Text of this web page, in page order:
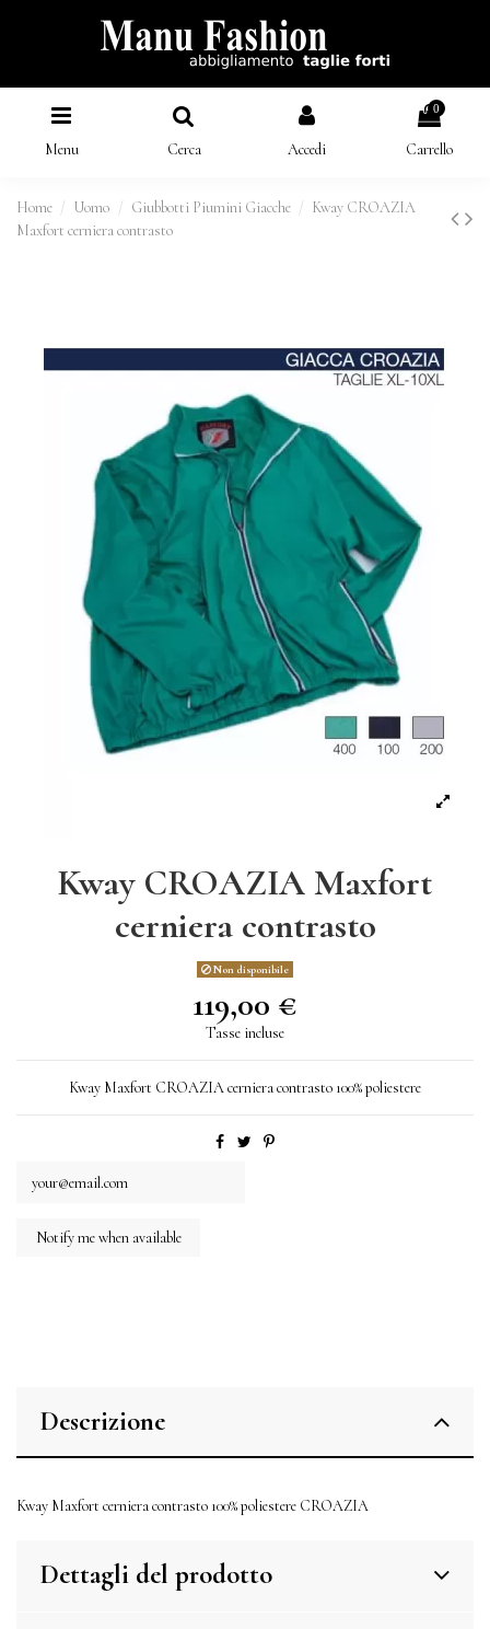
Menu Cerca Accedi
0
Carrello
Home Uomo Giubbotti Piumini Giacche
Kway CROAZIA
Maxfort cerniera contrasto
Kway CROAZIA Maxfort
cerniera contrasto
Non disponibile
119,00 €
Tasse incluse
Kway Maxfort CROAZIA cerniera contrasto 100% poliestere
Descrizione
Kway Maxfort cerniera contrasto 100% poliestere CROAZIA
Dettagli del prodotto